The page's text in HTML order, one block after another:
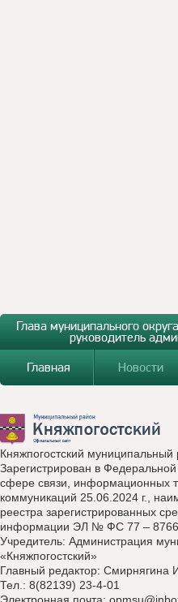
Глава муниципального
руководитель
Главная
Новости
Княжпогостский муниципальный
Зарегистрирован в
сфере связи, информационных
коммуникаций 25.06.2024 г.,
реестра зарегистрированных
информации ЭЛ № ФС 77 –
Учредитель: Администрация
«Княжпогостский»
Главный редактор: Смирнягина
Тел.: 8(82139) 23-4-01